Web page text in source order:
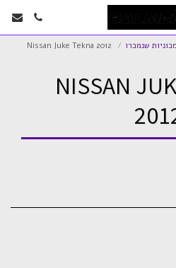
Nissan Juke Tekna 2012
NISSAN